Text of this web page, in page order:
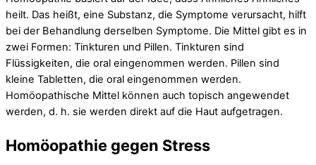
heilt. Das heißt, eine Substanz, die Symptome verursacht, hilft
bei der Behandlung derselben Symptome. Die Mittel gibt es in
zwei Formen: Tinkturen und Pillen. Tinkturen sind
Flüssigkeiten, die oral eingenommen werden. Pillen sind
kleine Tabletten, die oral eingenommen werden.
Homöopathische Mittel können auch topisch angewendet
werden, d. h. sie werden direkt auf die Haut aufgetragen.
Homöopathie gegen Stress